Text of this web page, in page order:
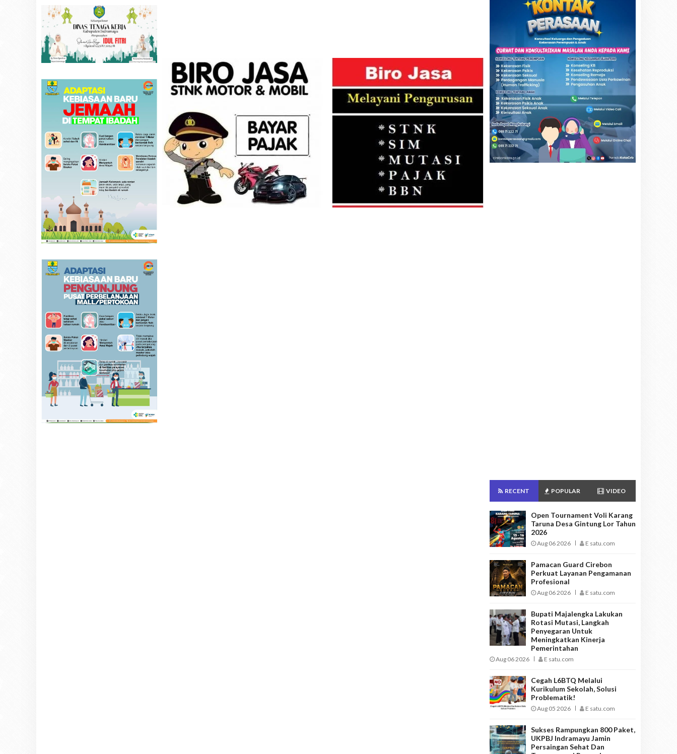
RECENT POPULAR VIDEO
Open Tournament Voli Karang
Taruna Desa Gintung Lor Tahun
2026
Aug 06 2026 E satu.com
Pamacan Guard Cirebon
Perkuat Layanan Pengamanan
Profesional
Aug 06 2026 E satu.com
Bupati Majalengka Lakukan
Rotasi Mutasi, Langkah
Penyegaran Untuk
Meningkatkan Kinerja
Pemerintahan
Aug 06 2026 E satu.com
Cegah L6BTQ Melalui
Kurikulum Sekolah, Solusi
Problematik!
Aug 05 2026 E satu.com
Sukses Rampungkan 800 Paket,
UKPBJ Indramayu Jamin
Persaingan Sehat Dan